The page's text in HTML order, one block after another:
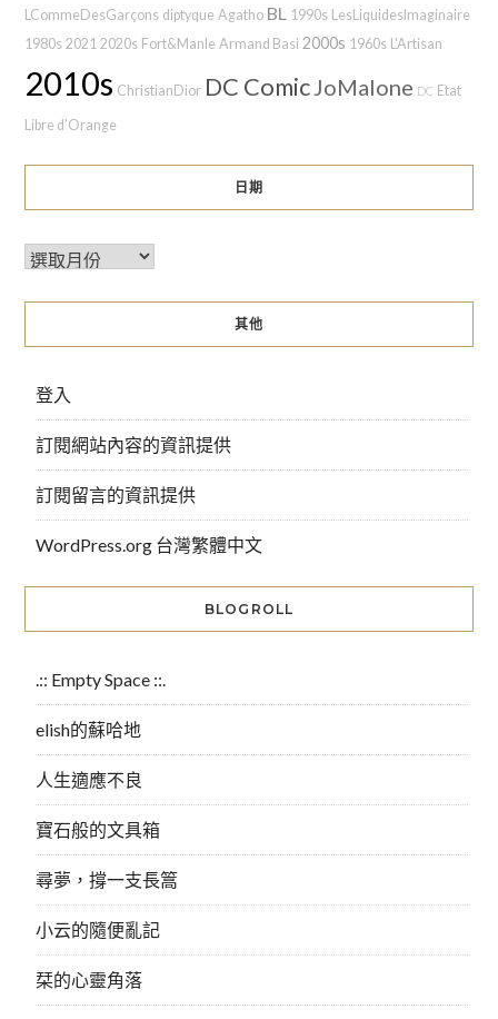
LCommeDesGarçons diptyque Agatho BL 1990s LesLiquidesImaginaire
1980s 2021 2020s Fort&Manle Armand Basi 2000s 1960s L'Artisan
2010s ChristianDior DC Comic JoMalone DC Etat
Libre d’Orange
日期
其他
登入
訂閱網站內容的資訊提供
訂閱留言的資訊提供
WordPress.org 台灣繁體中文
BLOGROLL
.:: Empty Space ::.
elish的蘇哈地
人生適應不良
寶石般的文具箱
尋夢，撐一支長篙
小云的隨便亂記
栞的心靈角落